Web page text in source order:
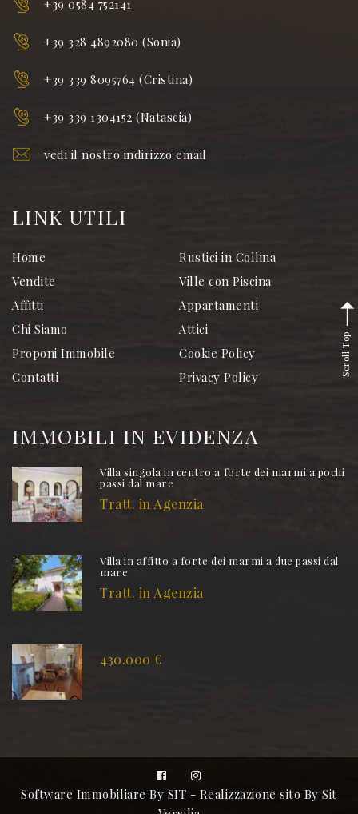
+39 0584 752141
+39 328 4892080 (Sonia)
+39 339 8095764 (Cristina)
+39 339 1304152 (Natascia)
vedi il nostro indirizzo email
LINK UTILI
Home
Vendite
Affitti
Chi Siamo
Proponi Immobile
Contatti
Rustici in Collina
Ville con Piscina
Appartamenti
Attici
Cookie Policy
Privacy Policy
IMMOBILI IN EVIDENZA
Villa singola in centro a forte dei marmi a pochi
passi dal mare
Tratt. in Agenzia
Villa in affitto a forte dei marmi a due passi dal
mare
Tratt. in Agenzia
430.000 €
Software Immobiliare By SIT - Realizzazione sito By Sit
Scroll Top